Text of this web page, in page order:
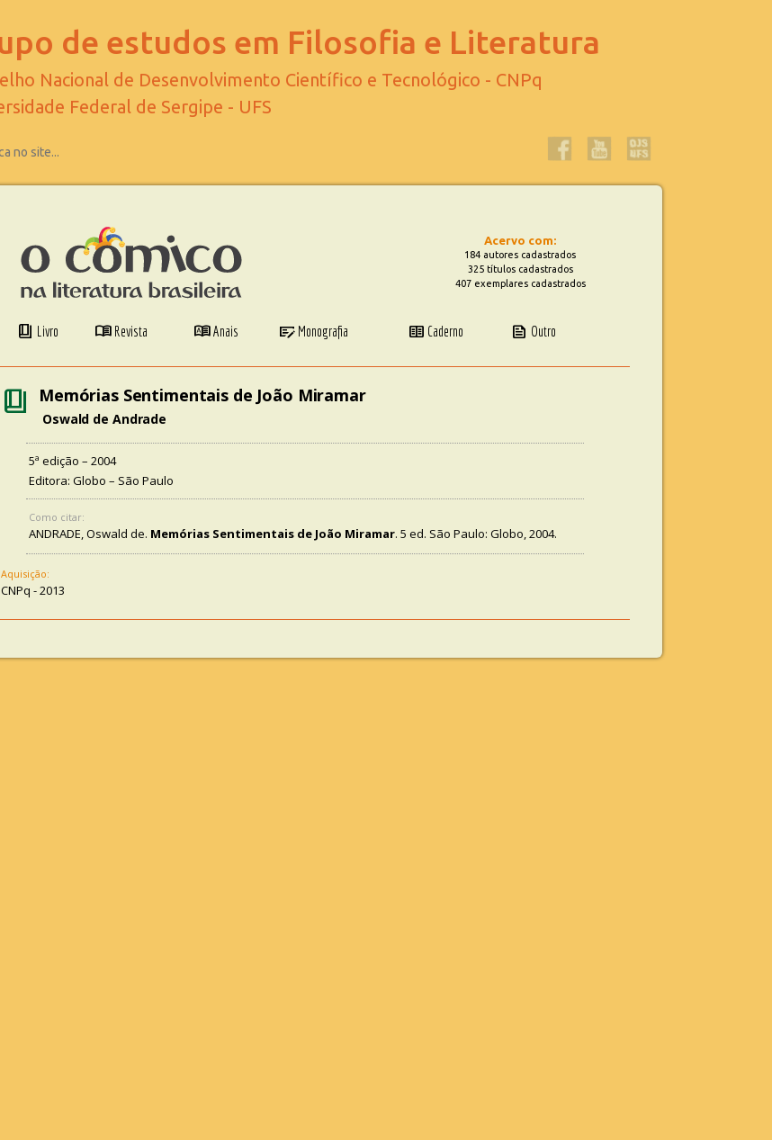
de estudos em Filosofia e Literatura
Nacional de Desenvolvimento Científico e Tecnológico - CNPq
Federal de Sergipe - UFS
Acervo com:
184 autores cadastrados
325 títulos cadastrados
407 exemplares cadastrados
book_4 Livro menu_book Revista dictionaryAnais checkbook Monografia two_pager Caderno news Outro
book_4 Memórias Sentimentais de João Miramar
Oswald de Andrade
5ª edição – 2004
Editora: Globo – São Paulo
Como citar:
ANDRADE, Oswald de. Memórias Sentimentais de João Miramar. 5 ed. São Paulo: Globo, 2004.
Aquisição:
CNPq - 2013